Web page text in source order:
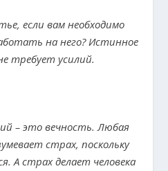
если вам необходимо
на него? Истинное
требует усилий.
– это вечность. Любая
страх, поскольку
А страх делает человека